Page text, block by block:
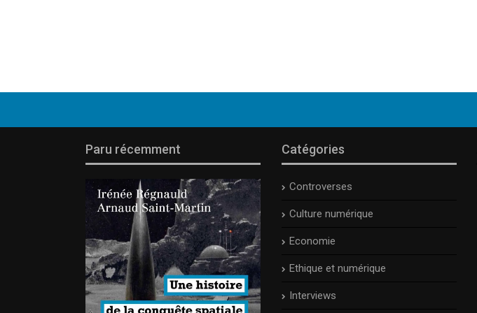
Paru récemment Catégories
Controverses
Culture numérique
Economie
Ethique et numérique
Interviews